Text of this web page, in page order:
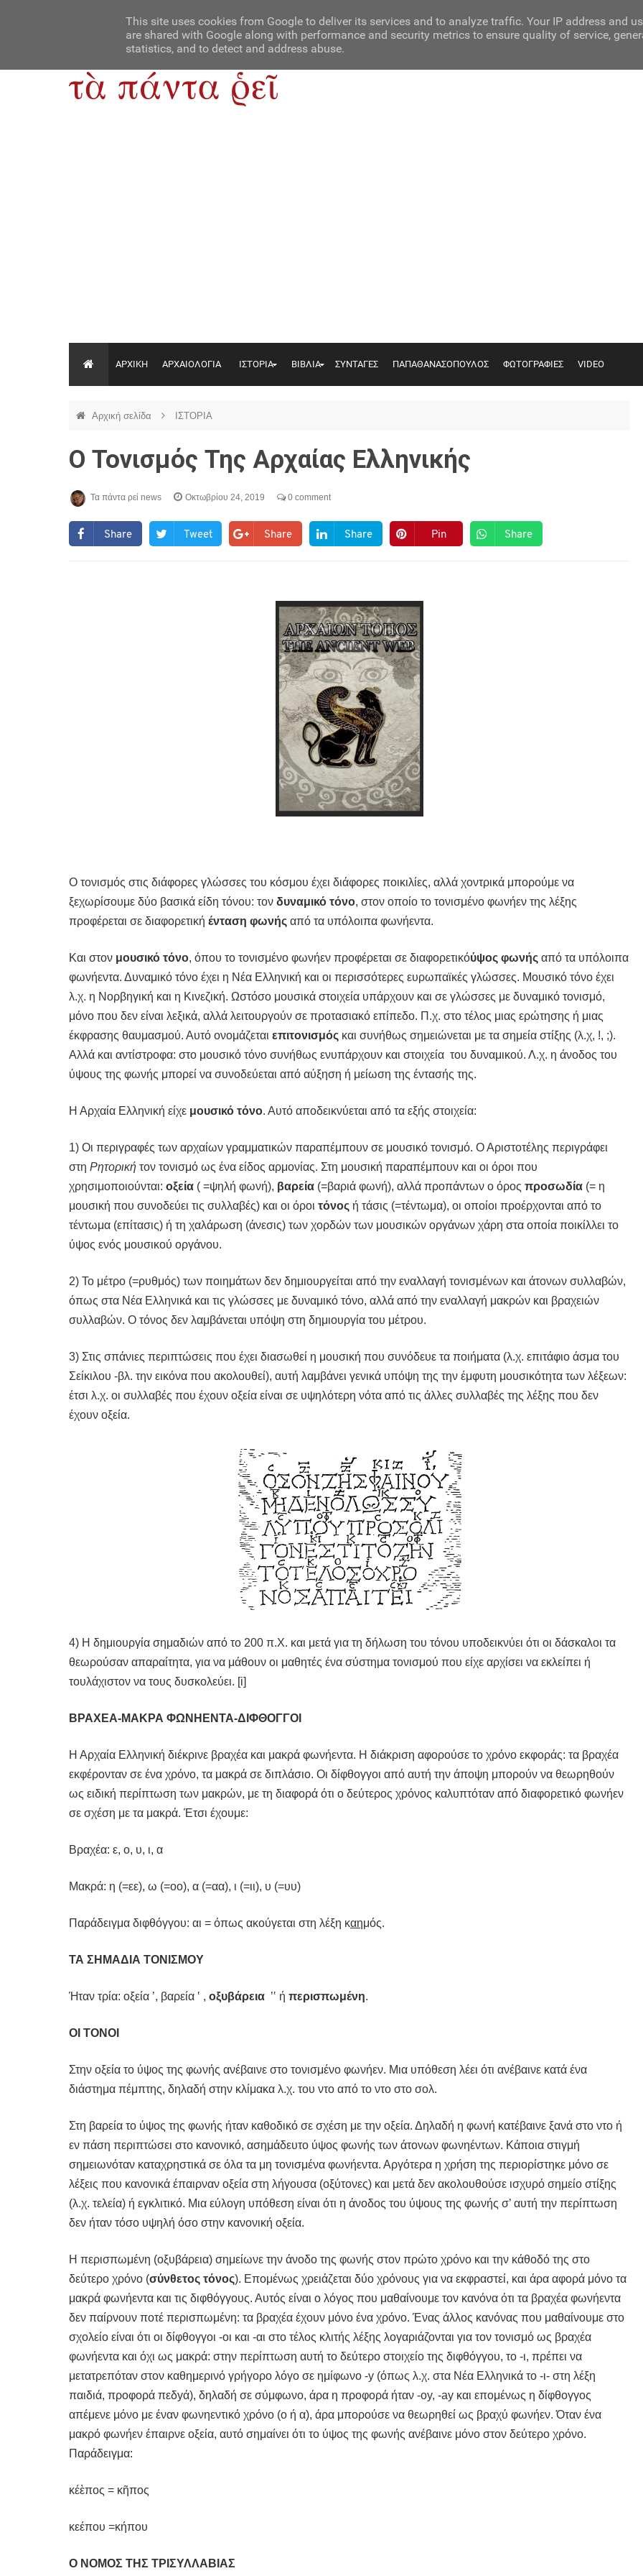
Contact Us About Us
ΑΡΧΙΚΗ ΑΡΧΑΙΟΛΟΓΙΑ ΙΣΤΟΡΙΑ ΒΙΒΛΙΑ ΣΥΝΤΑΓΕΣ ΠΑΠΑΘΑΝΑΣΟΠΟΥΛΟΣ ΦΩΤΟΓΡΑΦΙΕΣ VIDEO
Αρχική σελίδα ΙΣΤΟΡΙΑ
O Τονισμός Της Αρχαίας Ελληνικής
Τα πάντα ρεί news Οκτωβρίου 24, 2019 0 comment
Share Tweet Share Share Pin Share
Ο τονισμός στις διάφορες γλώσσες του κόσμου έχει διάφορες ποικιλίες, αλλά χοντρικά μπορούμε να
ξεχωρίσουμε δύο βασικά είδη τόνου: τον δυναμικό τόνο, στον οποίο το τονισμένο φωνήεν της λέξης
προφέρεται σε διαφορετική ένταση φωνής από τα υπόλοιπα φωνήεντα.
Και στον μουσικό τόνο, όπου το τονισμένο φωνήεν προφέρεται σε διαφορετικόύψος φωνής από τα υπόλοιπα
φωνήεντα. Δυναμικό τόνο έχει η Νέα Ελληνική και οι περισσότερες ευρωπαϊκές γλώσσες. Μουσικό τόνο έχει
λ.χ. η Νορβηγική και η Κινεζική. Ωστόσο μουσικά στοιχεία υπάρχουν και σε γλώσσες με δυναμικό τονισμό,
μόνο που δεν είναι λεξικά, αλλά λειτουργούν σε προτασιακό επίπεδο. Π.χ. στο τέλος μιας ερώτησης ή μιας
έκφρασης θαυμασμού. Αυτό ονομάζεται επιτονισμός και συνήθως σημειώνεται με τα σημεία στίξης (λ.χ, !, ;).
Αλλά και αντίστροφα: στο μουσικό τόνο συνήθως ενυπάρχουν και στοιχεία του δυναμικού. Λ.χ. η άνοδος του
ύψους της φωνής μπορεί να συνοδεύεται από αύξηση ή μείωση της έντασής της.
Η Αρχαία Ελληνική είχε μουσικό τόνο. Αυτό αποδεικνύεται από τα εξής στοιχεία:
1) Οι περιγραφές των αρχαίων γραμματικών παραπέμπουν σε μουσικό τονισμό. Ο Αριστοτέλης περιγράφει
στη Ρητορική τον τονισμό ως ένα είδος αρμονίας. Στη μουσική παραπέμπουν και οι όροι που
χρησιμοποιούνται: οξεία ( =ψηλή φωνή), βαρεία (=βαριά φωνή), αλλά προπάντων ο όρος προσωδία (= η
μουσική που συνοδεύει τις συλλαβές) και οι όροι τόνος ή τάσις (=τέντωμα), οι οποίοι προέρχονται από το
τέντωμα (επίτασις) ή τη χαλάρωση (άνεσις) των χορδών των μουσικών οργάνων χάρη στα οποία ποικίλλει το
ύψος ενός μουσικού οργάνου.
2) Το μέτρο (=ρυθμός) των ποιημάτων δεν δημιουργείται από την εναλλαγή τονισμένων και άτονων συλλαβών,
όπως στα Νέα Ελληνικά και τις γλώσσες με δυναμικό τόνο, αλλά από την εναλλαγή μακρών και βραχειών
συλλαβών. Ο τόνος δεν λαμβάνεται υπόψη στη δημιουργία του μέτρου.
3) Στις σπάνιες περιπτώσεις που έχει διασωθεί η μουσική που συνόδευε τα ποιήματα (λ.χ. επιτάφιο άσμα του
Σείκιλου -βλ. την εικόνα που ακολουθεί), αυτή λαμβάνει γενικά υπόψη της την έμφυτη μουσικότητα των λέξεων:
έτσι λ.χ. οι συλλαβές που έχουν οξεία είναι σε υψηλότερη νότα από τις άλλες συλλαβές της λέξης που δεν
έχουν οξεία.
4) Η δημιουργία σημαδιών από το 200 π.Χ. και μετά για τη δήλωση του τόνου υποδεικνύει ότι οι δάσκαλοι τα
θεωρούσαν απαραίτητα, για να μάθουν οι μαθητές ένα σύστημα τονισμού που είχε αρχίσει να εκλείπει ή
τουλάχιστον να τους δυσκολεύει. [i]
ΒΡΑΧΕΑ-ΜΑΚΡΑ ΦΩΝΗΕΝΤΑ-ΔΙΦΘΟΓΓΟΙ
Η Αρχαία Ελληνική διέκρινε βραχέα και μακρά φωνήεντα. Η διάκριση αφορούσε το χρόνο εκφοράς: τα βραχέα
εκφέρονταν σε ένα χρόνο, τα μακρά σε διπλάσιο. Οι δίφθογγοι από αυτή την άποψη μπορούν να θεωρηθούν
ως ειδική περίπτωση των μακρών, με τη διαφορά ότι ο δεύτερος χρόνος καλυπτόταν από διαφορετικό φωνήεν
σε σχέση με τα μακρά. Έτσι έχουμε:
Βραχέα: ε, ο, υ, ι, α
Μακρά: η (=εε), ω (=οο), α (=αα), ι (=ιι), υ (=υυ)
Παράδειγμα διφθόγγου: αι = όπως ακούγεται στη λέξη καημός.
ΤΑ ΣΗΜΑΔΙΑ ΤΟΝΙΣΜΟΥ
Ήταν τρία: οξεία ’, βαρεία ‛ , οξυβάρεια ’‛ ή περισπωμένη.
ΟΙ ΤΟΝΟΙ
Στην οξεία το ύψος της φωνής ανέβαινε στο τονισμένο φωνήεν. Μια υπόθεση λέει ότι ανέβαινε κατά ένα
διάστημα πέμπτης, δηλαδή στην κλίμακα λ.χ. του ντο από το ντο στο σολ.
Στη βαρεία το ύψος της φωνής ήταν καθοδικό σε σχέση με την οξεία. Δηλαδή η φωνή κατέβαινε ξανά στο ντο ή
εν πάση περιπτώσει στο κανονικό, ασημάδευτο ύψος φωνής των άτονων φωνηέντων. Κάποια στιγμή
σημειωνόταν καταχρηστικά σε όλα τα μη τονισμένα φωνήεντα. Αργότερα η χρήση της περιορίστηκε μόνο σε
λέξεις που κανονικά έπαιρναν οξεία στη λήγουσα (οξύτονες) και μετά δεν ακολουθούσε ισχυρό σημείο στίξης
(λ.χ. τελεία) ή εγκλιτικό. Μια εύλογη υπόθεση είναι ότι η άνοδος του ύψους της φωνής σ’ αυτή την περίπτωση
δεν ήταν τόσο υψηλή όσο στην κανονική οξεία.
Η περισπωμένη (οξυβάρεια) σημείωνε την άνοδο της φωνής στον πρώτο χρόνο και την κάθοδό της στο
δεύτερο χρόνο (σύνθετος τόνος). Επομένως χρειάζεται δύο χρόνους για να εκφραστεί, και άρα αφορά μόνο τα
μακρά φωνήεντα και τις διφθόγγους. Αυτός είναι ο λόγος που μαθαίνουμε τον κανόνα ότι τα βραχέα φωνήεντα
δεν παίρνουν ποτέ περισπωμένη: τα βραχέα έχουν μόνο ένα χρόνο. Ένας άλλος κανόνας που μαθαίνουμε στο
σχολείο είναι ότι οι δίφθογγοι -οι και -αι στο τέλος κλιτής λέξης λογαριάζονται για τον τονισμό ως βραχέα
φωνήεντα και όχι ως μακρά: στην περίπτωση αυτή το δεύτερο στοιχείο της διφθόγγου, το -ι, πρέπει να
μετατρεπόταν στον καθημερινό γρήγορο λόγο σε ημίφωνο -y (όπως λ.χ. στα Νέα Ελληνικά το -ι- στη λέξη
παιδιά, προφορά πεδyά), δηλαδή σε σύμφωνο, άρα η προφορά ήταν -oy, -ay και επομένως η δίφθογγος
απέμενε μόνο με έναν φωνηεντικό χρόνο (ο ή α), άρα μπορούσε να θεωρηθεί ως βραχύ φωνήεν. Όταν ένα
μακρό φωνήεν έπαιρνε οξεία, αυτό σημαίνει ότι το ύψος της φωνής ανέβαινε μόνο στον δεύτερο χρόνο.
Παράδειγμα:
κέὲπος = κῆπος
κεέπου =κήπου
Ο ΝΟΜΟΣ ΤΗΣ ΤΡΙΣΥΛΛΑΒΙΑΣ
This site uses cookies from Google to deliver its services and to analyze traffic. Your IP address and
are shared with Google along with performance and security metrics to ensure quality of service,
statistics, and to detect and address abuse.